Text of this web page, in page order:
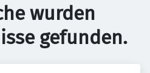
wurden
gefunden.